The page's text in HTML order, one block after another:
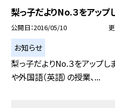
梨っ子だよりNo.３をアップ
公開日 2016/05/10
お知らせ
梨っ子だよりNo.３をアップ
や外国語（英語）の授業、...